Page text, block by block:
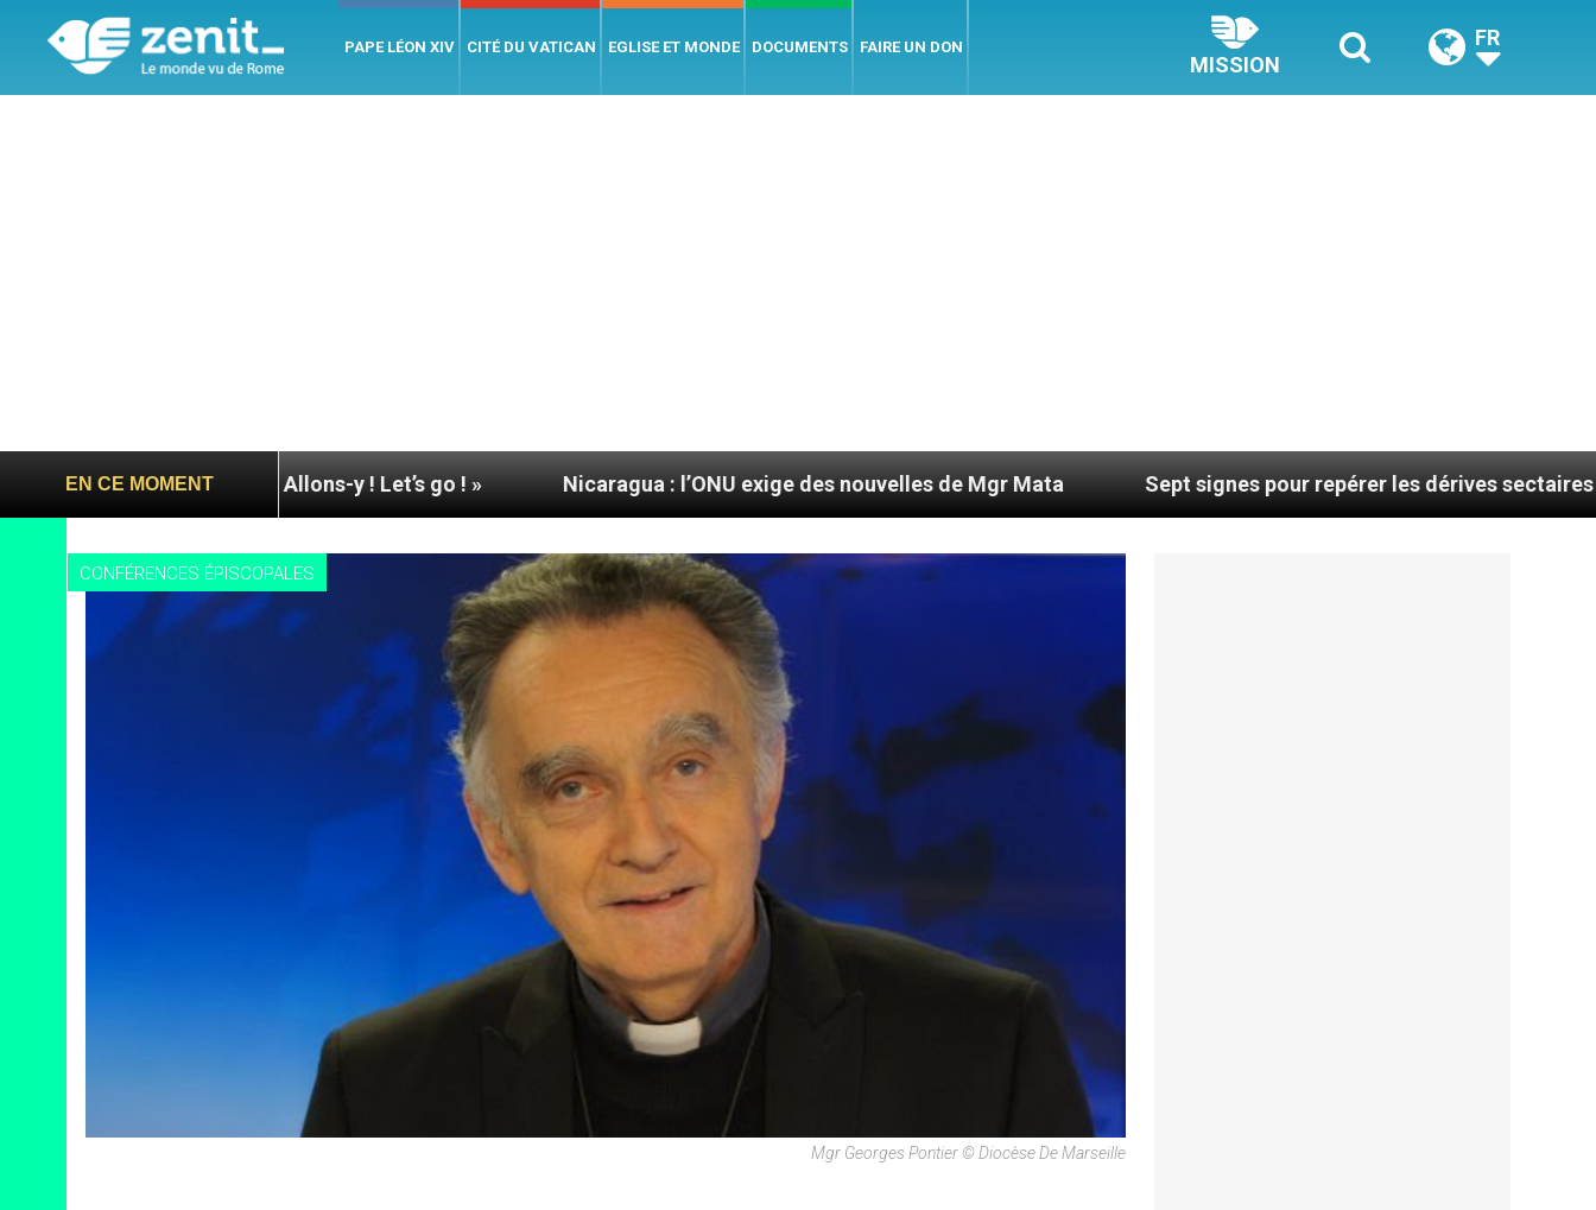
PAPE LÉON XIV CITÉ DU VATICAN EGLISE ET MONDE DOCUMENTS FAIRE UN DON
MISSION
FR
EN CE MOMENT
à Assise : « Allons-y ! Let’s go ! » Nicaragua : l’ONU exige des nouvelles de Mgr Mata Sept signes pour repérer les dérives sectaires du coaching
CONFÉRENCES ÉPISCOPALES
Mgr Georges Pontier © Diocèse De Marseille